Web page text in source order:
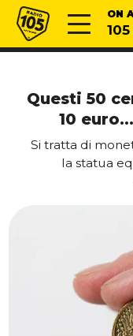
Vai al contenuto
Radio 105 ON
Questi 50
10
Si tratta di
la statua